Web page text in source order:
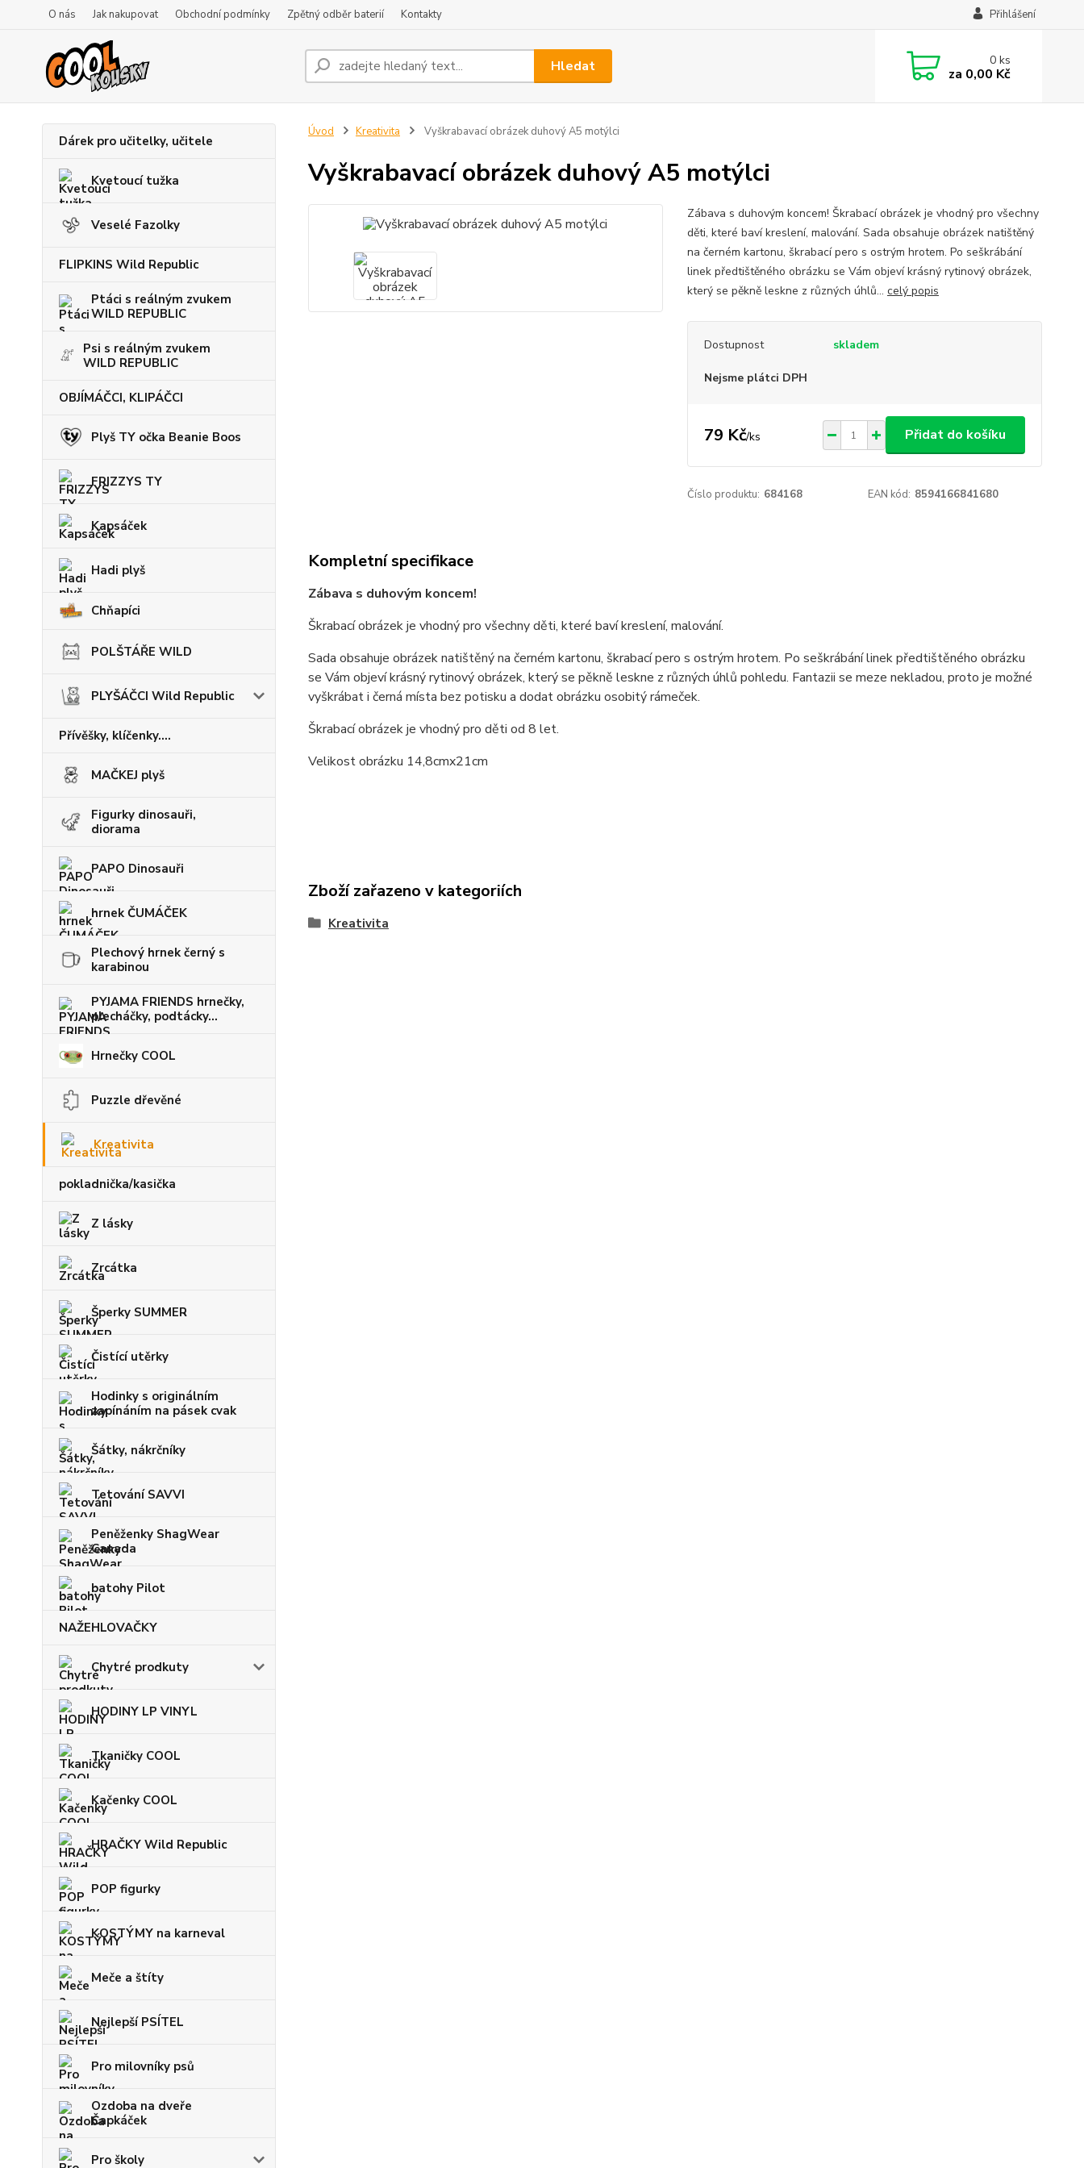
O nás Jak nakupovat Obchodní podmínky Zpětný odběr baterií Kontakty Přihlášení
Hledat 0ks
za 0,00 Kč
Dárek pro učitelky, učitele
Kvetoucí tužka
Veselé Fazolky
FLIPKINS Wild Republic
Ptáci s reálným zvukem
WILD REPUBLIC
Psi s reálným zvukem
WILD REPUBLIC
OBJÍMÁČCI, KLIPÁČCI
Plyš TY očka Beanie Boos
FRIZZYS TY
Kapsáček
Hadi plyš
Chňapíci
POLŠTÁŘE WILD
PLYŠÁČCI Wild Republic
Přívěšky, klíčenky....
MAČKEJ plyš
Figurky dinosauři,
diorama
PAPO Dinosauři
hrnek ČUMÁČEK
Plechový hrnek černý s
karabinou
PYJAMA FRIENDS hrnečky,
plecháčky, podtácky...
Hrnečky COOL
Puzzle dřevěné
Kreativita
pokladnička/kasička
Z lásky
Zrcátka
Šperky SUMMER
Čistící utěrky
Hodinky s originálním
zapínáním na pásek cvak
Šátky, nákrčníky
Tetování SAVVI
Peněženky ShagWear
Canada
batohy Pilot
NAŽEHLOVAČKY
Chytré prodkuty
HODINY LP VINYL
Tkaničky COOL
Kačenky COOL
HRAČKY Wild Republic
POP figurky
KOSTÝMY na karneval
Meče a štíty
Nejlepší PSÍTEL
Pro milovníky psů
Ozdoba na dveře
Čapkáček
Pro školy
Úvod Kreativita Vyškrabavací obrázek duhový A5 motýlci
Vyškrabavací obrázek duhový A5 motýlci
Zábava s duhovým koncem! Škrabací obrázek je vhodný pro všechny
děti, které baví kreslení, malování. Sada obsahuje obrázek natištěný
na černém kartonu, škrabací pero s ostrým hrotem. Po seškrábání
linek předtištěného obrázku se Vám objeví krásný rytinový obrázek,
který se pěkně leskne z různých úhlů... celý popis
Dostupnost skladem
Nejsme plátci DPH
79 Kč/ks Přidat do košíku
Číslo produktu: 684168 EAN kód: 8594166841680
Kompletní specifikace
Zábava s duhovým koncem!
Škrabací obrázek je vhodný pro všechny děti, které baví kreslení, malování.
Sada obsahuje obrázek natištěný na černém kartonu, škrabací pero s ostrým hrotem. Po seškrábání linek předtištěného obrázku
se Vám objeví krásný rytinový obrázek, který se pěkně leskne z různých úhlů pohledu. Fantazii se meze nekladou, proto je možné
vyškrábat i černá místa bez potisku a dodat obrázku osobitý rámeček.
Škrabací obrázek je vhodný pro děti od 8 let.
Velikost obrázku 14,8cmx21cm
Zboží zařazeno v kategoriích
Kreativita